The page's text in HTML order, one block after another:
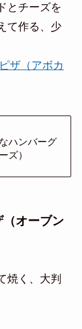
とチーズを
て作る、少
ザ（アボカ
ハンバーグ
ズ）
（オーブン
焼く、大判